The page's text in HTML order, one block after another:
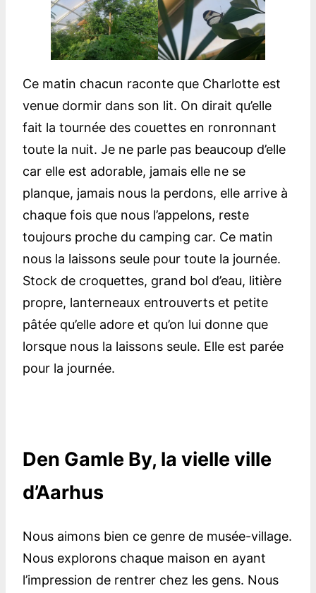
Ce matin chacun raconte que Charlotte est
venue dormir dans son lit. On dirait qu’elle
fait la tournée des couettes en ronronnant
toute la nuit. Je ne parle pas beaucoup d’elle
car elle est adorable, jamais elle ne se
planque, jamais nous la perdons, elle arrive à
chaque fois que nous l’appelons, reste
toujours proche du camping car. Ce matin
nous la laissons seule pour toute la journée.
Stock de croquettes, grand bol d’eau, litière
propre, lanterneaux entrouverts et petite
pâtée qu’elle adore et qu’on lui donne que
lorsque nous la laissons seule. Elle est parée
pour la journée.
Den Gamle By, la vielle ville
d’Aarhus
Nous aimons bien ce genre de musée-village.
Nous explorons chaque maison en ayant
l’impression de rentrer chez les gens. Nous